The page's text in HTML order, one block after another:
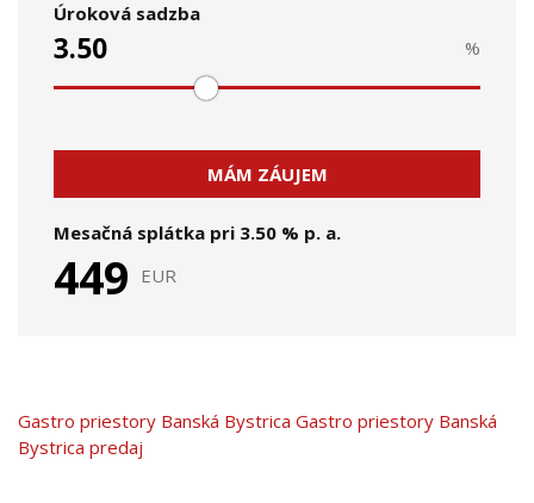
Úroková sadzba
%
MÁM ZÁUJEM
Mesačná splátka pri 3.50 % p. a.
449 EUR
Gastro priestory Banská Bystrica Gastro priestory Banská
Bystrica predaj